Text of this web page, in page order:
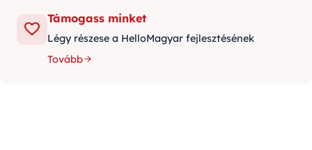
Támogass minket
Légy részese a HelloMagyar fejlesztésének
Tovább